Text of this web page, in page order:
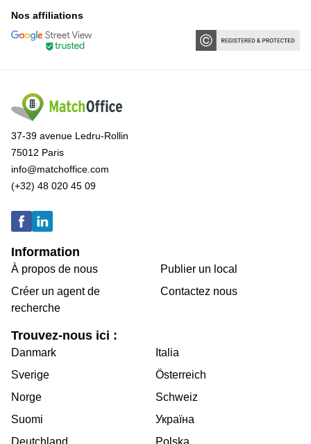
Nos affiliations
37-39 avenue Ledru-Rollin
75012 Paris
info@matchoffice.com
(+32) 48 020 45 09
Information
À propos de nous
Créer un agent de
recherche
Publier un local
Contactez nous
Trouvez-nous ici :
Danmark
Sverige
Norge
Suomi
Italia
Österreich
Schweiz
Україна